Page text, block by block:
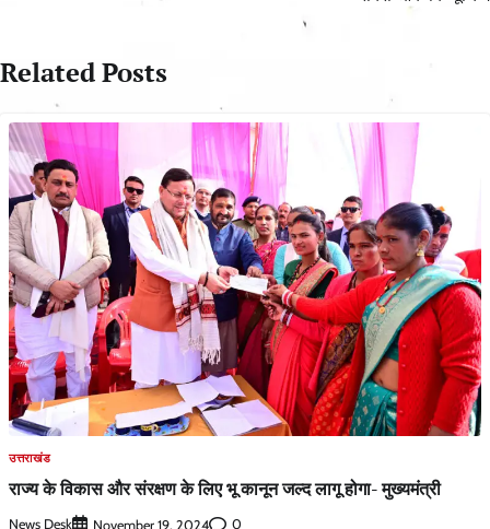
Related Posts
उत्तराखंड
राज्य के विकास और संरक्षण के लिए भू कानून जल्द लागू होगा- मुख्यमंत्री
News Desk November 19, 2024 0